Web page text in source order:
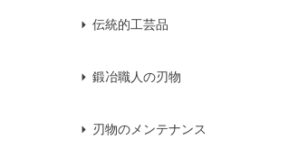
伝統的工芸品
鍛冶職人の刃物
刃物のメンテナンス